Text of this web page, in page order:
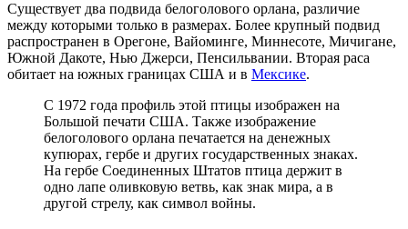
Существует два подвида белоголового орлана, различие
между которыми только в размерах. Более крупный подвид
распространен в Орегоне, Вайоминге, Миннесоте, Мичигане,
Южной Дакоте, Нью Джерси, Пенсильвании. Вторая раса
обитает на южных границах США и в Мексике.
С 1972 года профиль этой птицы изображен на
Большой печати США. Также изображение
белоголового орлана печатается на денежных
купюрах, гербе и других государственных знаках.
На гербе Соединенных Штатов птица держит в
одно лапе оливковую ветвь, как знак мира, а в
другой стрелу, как символ войны.